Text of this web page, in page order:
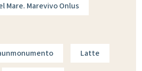
Mare. Marevivo Onlus
Latte